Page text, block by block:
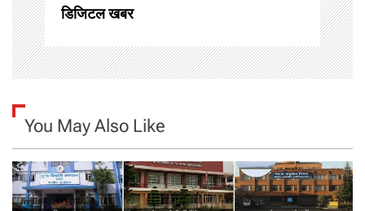
n
डिजिटल खबर
You May Also Like